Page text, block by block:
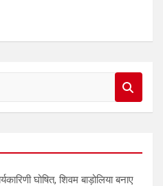
घोषित, शिवम बाड़ोलिया बनाए